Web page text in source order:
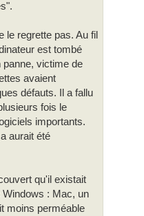
le regrette pas. Au fil
est tombé
panne, victime de
avaient
défauts. Il a fallu
fois le
importants.
aurait été
qu'il existait
: Mac, un
moins perméable